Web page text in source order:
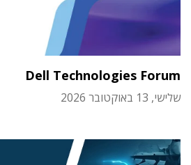
Dell Technologies Forum
שלישי, 13 באוקטובר 2026